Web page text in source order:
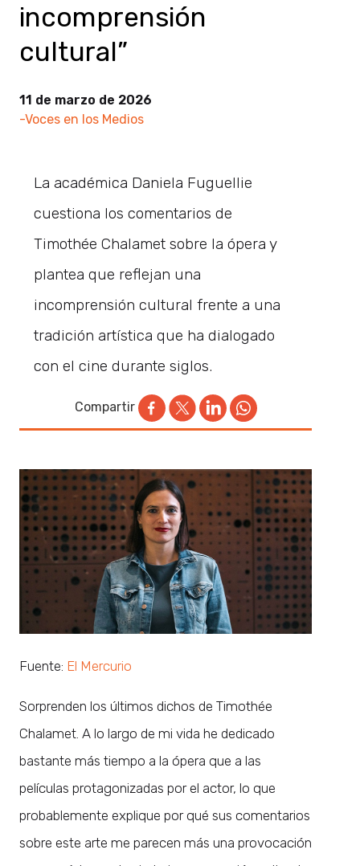
incomprensión
cultural”
11 de marzo de 2026
-Voces en los Medios
La académica Daniela Fuguellie
cuestiona los comentarios de
Timothée Chalamet sobre la ópera y
plantea que reflejan una
incomprensión cultural frente a una
tradición artística que ha dialogado
con el cine durante siglos.
Compartir
Fuente: El Mercurio
Sorprenden los últimos dichos de Timothée
Chalamet. A lo largo de mi vida he dedicado
bastante más tiempo a la ópera que a las
películas protagonizadas por el actor, lo que
probablemente explique por qué sus comentarios
sobre este arte me parecen más una provocación